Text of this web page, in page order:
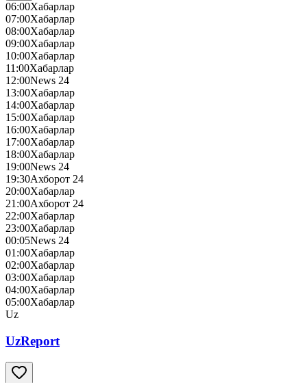
06:00Хабарлар
07:00Хабарлар
08:00Хабарлар
09:00Хабарлар
10:00Хабарлар
11:00Хабарлар
12:00News 24
13:00Хабарлар
14:00Хабарлар
15:00Хабарлар
16:00Хабарлар
17:00Хабарлар
18:00Хабарлар
19:00News 24
19:30Ахборот 24
20:00Хабарлар
21:00Ахборот 24
22:00Хабарлар
23:00Хабарлар
00:05News 24
01:00Хабарлар
02:00Хабарлар
03:00Хабарлар
04:00Хабарлар
05:00Хабарлар
Uz
UzReport